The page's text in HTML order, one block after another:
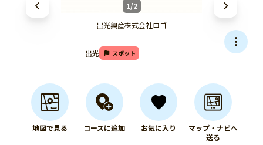
1/2
出光興産株式会社ロゴ
出光 スポット
地図で見る コースに追加 お気に入り
マップ・ナビへ
送る